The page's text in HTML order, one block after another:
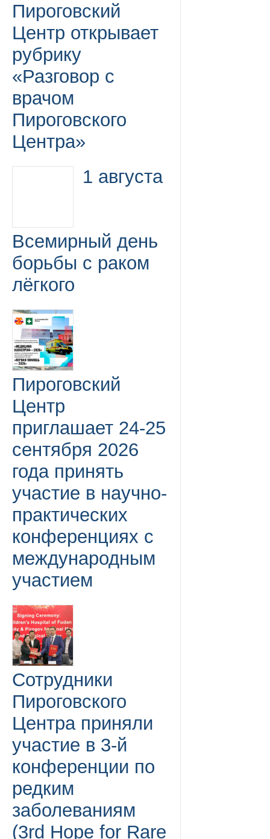
Пироговский
Центр открывает
рубрику
«Разговор с
врачом
Пироговского
Центра»
1 августа
Всемирный день
борьбы с раком
лёгкого
Пироговский
Центр
приглашает 24-25
сентября 2026
года принять
участие в научно-
практических
конференциях с
международным
участием
Сотрудники
Пироговского
Центра приняли
участие в 3-й
конференции по
редким
заболеваниям
(3rd Hope for Rare